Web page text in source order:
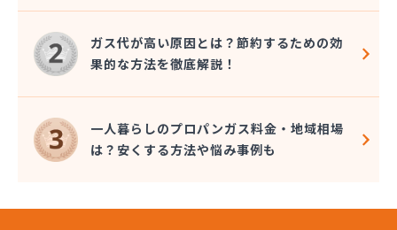
荒木商店
合資会社阿蘇プロパン商会
合資会社花田プロパン
合資会社台信商店
佐伯商店
堺プロパン店
三愛オブリガス九州株式会社 熊本営業所
三愛オブリガス九州株式会社 熊本支店
ガス代が高い原因とは？節約するための効
果的な方法を徹底解説！
一人暮らしのプロパンガス料金・地域相場
は？安くする方法や悩み事例も